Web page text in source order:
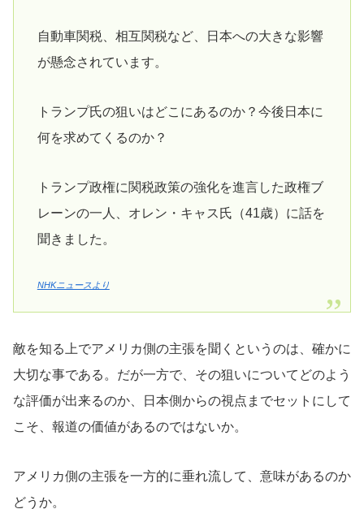
自動車関税、相互関税など、日本への大きな影響
が懸念されています。
トランプ氏の狙いはどこにあるのか？今後日本に
何を求めてくるのか？
トランプ政権に関税政策の強化を進言した政権ブ
レーンの一人、オレン・キャス氏（41歳）に話を
聞きました。
NHKニュースより
敵を知る上でアメリカ側の主張を聞くというのは、確かに
大切な事である。だが一方で、その狙いについてどのよう
な評価が出来るのか、日本側からの視点までセットにして
こそ、報道の価値があるのではないか。
アメリカ側の主張を一方的に垂れ流して、意味があるのか
どうか。